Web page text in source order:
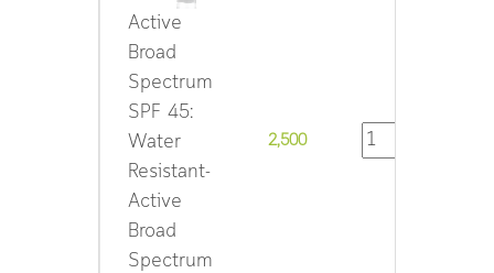
Active
Broad
Spectrum
SPF 45:
Water
Resistant-
Active
Broad
Spectrum
2,500